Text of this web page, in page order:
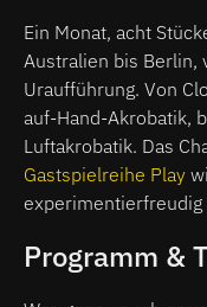
Ein Monat, acht
Australien bis Berlin,
Uraufführung. Von
auf-Hand-Akrobatik,
Luftakrobatik. Das
Gastspielreihe Play
experimentierfreudig
Programm &